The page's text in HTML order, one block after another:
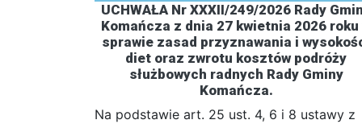
UCHWAŁA Nr XXXII/249/2026 Rady
Komańcza z dnia 27 kwietnia 2026 roku
sprawie zasad przyznawania i
diet oraz zwrotu kosztów podróży
służbowych radnych Rady Gminy
Komańcza.
Na podstawie art. 25 ust. 4, 6 i 8 ustawy z